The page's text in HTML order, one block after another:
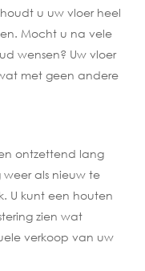
u uw vloer heel
Mocht u na vele
wensen? Uw vloer
met geen andere
ontzettend lang
als nieuw te
U kunt een houten
zien wat
verkoop van uw